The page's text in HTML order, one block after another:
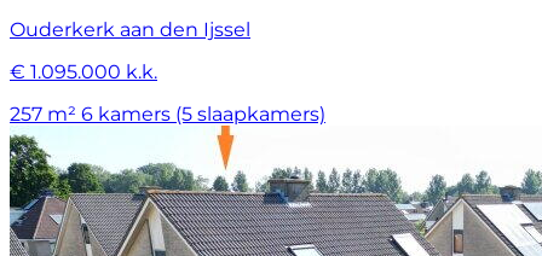
Ouderkerk aan den Ijssel
€ 1.095.000 k.k.
257 m² 6 kamers (5 slaapkamers)